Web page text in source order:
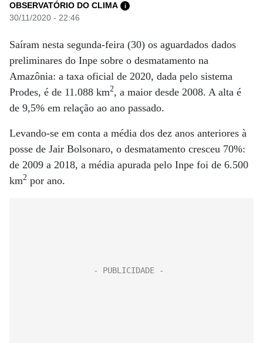
OBSERVATÓRIO DO CLIMA i
30/11/2020 - 22:46
Saíram nesta segunda-feira (30) os aguardados dados
preliminares do Inpe sobre o desmatamento na
Amazônia: a taxa oficial de 2020, dada pelo sistema
Prodes, é de 11.088 km2, a maior desde 2008. A alta é
de 9,5% em relação ao ano passado.
Levando-se em conta a média dos dez anos anteriores à
posse de Jair Bolsonaro, o desmatamento cresceu 70%:
de 2009 a 2018, a média apurada pelo Inpe foi de 6.500
km2 por ano.